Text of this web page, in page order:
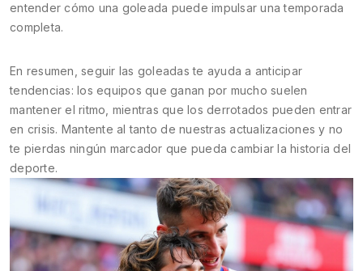
entender cómo una goleada puede impulsar una temporada
completa.
En resumen, seguir las goleadas te ayuda a anticipar
tendencias: los equipos que ganan por mucho suelen
mantener el ritmo, mientras que los derrotados pueden entrar
en crisis. Mantente al tanto de nuestras actualizaciones y no
te pierdas ningún marcador que pueda cambiar la historia del
deporte.